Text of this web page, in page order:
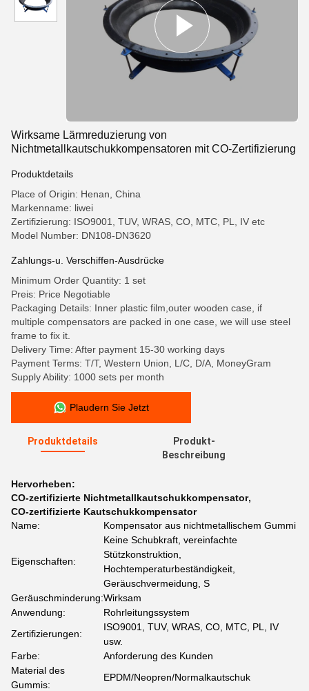
Wirksame Lärmreduzierung von
Nichtmetallkautschukkompensatoren mit CO-Zertifizierung
Produktdetails
Place of Origin: Henan, China
Markenname: liwei
Zertifizierung: ISO9001, TUV, WRAS, CO, MTC, PL, IV etc
Model Number: DN108-DN3620
Zahlungs-u. Verschiffen-Ausdrücke
Minimum Order Quantity: 1 set
Preis: Price Negotiable
Packaging Details: Inner plastic film,outer wooden case, if
multiple compensators are packed in one case, we will use steel
frame to fix it.
Delivery Time: After payment 15-30 working days
Payment Terms: T/T, Western Union, L/C, D/A, MoneyGram
Supply Ability: 1000 sets per month
Plaudern Sie Jetzt
Produktdetails
Produkt-
Beschreibung
Hervorheben:
CO-zertifizierte Nichtmetallkautschukkompensator,
CO-zertifizierte Kautschukkompensator
Name:
Kompensator aus nichtmetallischem Gummi
Eigenschaften:
Keine Schubkraft, vereinfachte
Stützkonstruktion,
Hochtemperaturbeständigkeit,
Geräuschvermeidung, S
Geräuschminderung:Wirksam
Anwendung:
Rohrleitungssystem
Zertifizierungen:
ISO9001, TUV, WRAS, CO, MTC, PL, IV
usw.
Farbe:
Anforderung des Kunden
Material des
Gummis:
EPDM/Neopren/Normalkautschuk